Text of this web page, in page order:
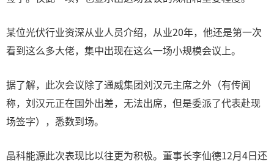
某位光伏行业资深从业人员介绍，从业20年，他还是第一次
看到这么多大佬，集中出现在这么一场小规模会议上。
据了解，此次会议除了通威集团刘汉元主席之外（有传闻
称，刘汉元正在国外出差，无法出席，但是委派了代表赴现
场签字），悉数到场。
晶科能源此次表现比以往更为积极。董事长李仙德12月4日还